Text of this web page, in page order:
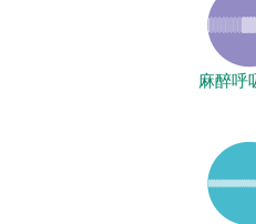
麻醉呼